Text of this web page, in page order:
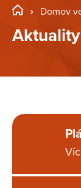
Domov
Aktuality